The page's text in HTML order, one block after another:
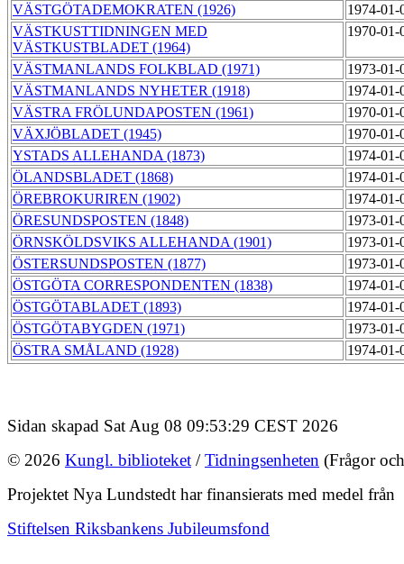
VÄSTGÖTADEMOKRATEN (1926)
1974-
VÄSTKUSTTIDNINGEN MED
VÄSTKUSTBLADET (1964)
1970-
VÄSTMANLANDS FOLKBLAD (1971)
1973-
VÄSTMANLANDS NYHETER (1918)
1974-
VÄSTRA FRÖLUNDAPOSTEN (1961)
1970-
VÄXJÖBLADET (1945)
1970-
YSTADS ALLEHANDA (1873)
1974-
ÖLANDSBLADET (1868)
1974-
ÖREBROKURIREN (1902)
1974-
ÖRESUNDSPOSTEN (1848)
1973-
ÖRNSKÖLDSVIKS ALLEHANDA (1901)
1973-
ÖSTERSUNDSPOSTEN (1877)
1973-
ÖSTGÖTA CORRESPONDENTEN (1838)
1974-
ÖSTGÖTABLADET (1893)
1974-
ÖSTGÖTABYGDEN (1971)
1973-
ÖSTRA SMÅLAND (1928)
1974-
Sidan skapad Sat Aug 08 09:53:29 CEST 2026
© 2026 Kungl. biblioteket /Tidningsenheten (Frågor
Projektet Nya Lundstedt har finansierats med medel från
Stiftelsen Riksbankens Jubileumsfond